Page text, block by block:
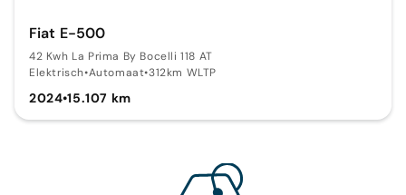
Fiat E-500
42 Kwh La Prima By Bocelli 118 AT
Elektrisch•Automaat•312km WLTP
2024•15.107 km